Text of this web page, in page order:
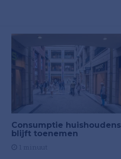
Consumptie huishoudens
blijft toenemen